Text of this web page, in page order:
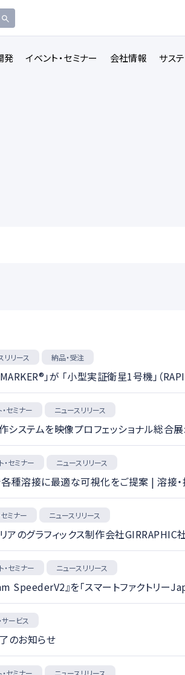
発 イベント・セミナー 会社情報 サス
ナー お知らせ
経営
リリース 納品・受注
」が 「小型実証衛星1号機」（
セミナー ニュースリリース
ステムを映像プロフェッショナル総合
・セミナー ニュースリリース
各種溶接に最適な可視化をご提案 | 溶接
セミナー ニュースリリース
のグラフィックス制作会社
・セミナー ニュースリリース
SpeederV2』を「スマートファクトリー
サービス
了のお知らせ
セミナー ニュースリリース